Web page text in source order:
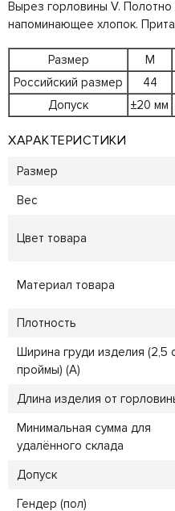
Вырез горловины V.
напоминающее хлопок.
Размер M
Российский размер
44
Допуск
±20 мм
ХАРАКТЕРИСТИКИ
Размер
Вес
Цвет товара
Материал товара
Плотность
Ширина груди изделия (2,5
проймы) (A)
Длина изделия от
Минимальная сумма для
удалённого склада
Допуск
Гендер (пол)